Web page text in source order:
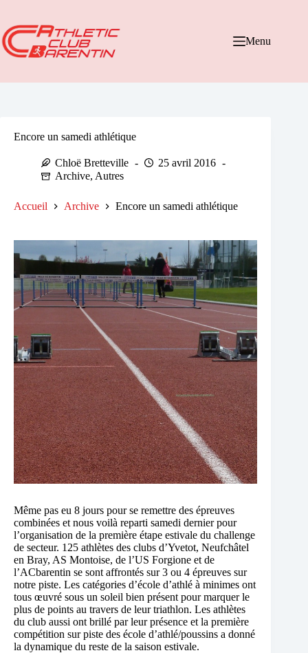
contenu
Menu
Encore un samedi athlétique
Chloë Bretteville
25 avril 2016
Archive, Autres
Accueil Archive Encore un samedi athlétique
Même pas eu 8 jours pour se remettre des épreuves
combinées et nous voilà reparti samedi dernier pour
l’organisation de la première étape estivale du challenge
de secteur. 125 athlètes des clubs d’Yvetot, Neufchâtel
en Bray, AS Montoise, de l’US Forgione et de
l’ACbarentin se sont affrontés sur 3 ou 4 épreuves sur
notre piste. Les catégories d’école d’athlé à minimes ont
tous œuvré sous un soleil bien présent pour marquer le
plus de points au travers de leur triathlon. Les athlètes
du club aussi ont brillé par leur présence et la première
compétition sur piste des école d’athlé/poussins a donné
la dynamique du reste de la saison estivale.